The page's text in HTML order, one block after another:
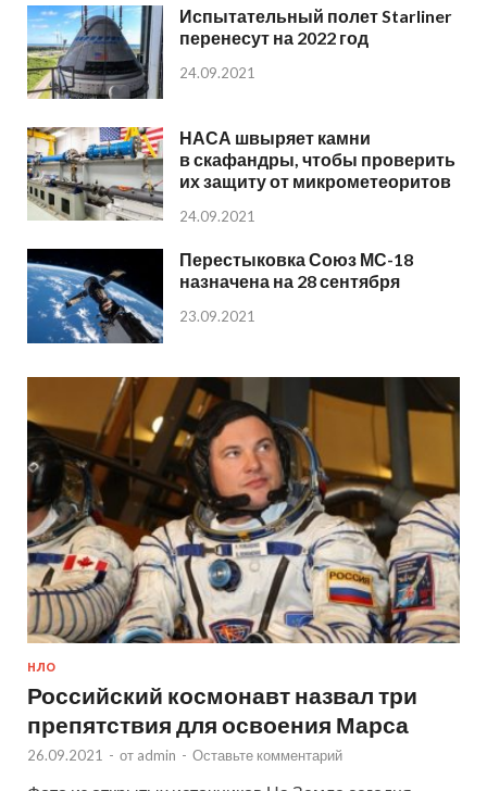
Испытательный полет Starliner
перенесут на 2022 год
24.09.2021
НАСА швыряет камни
в скафандры, чтобы проверить
их защиту от микрометеоритов
24.09.2021
Перестыковка Союз МС-18
назначена на 28 сентября
23.09.2021
НЛО
Российский космонавт назвал три
препятствия для освоения Марса
26.09.2021 - от admin - Оставьте комментарий